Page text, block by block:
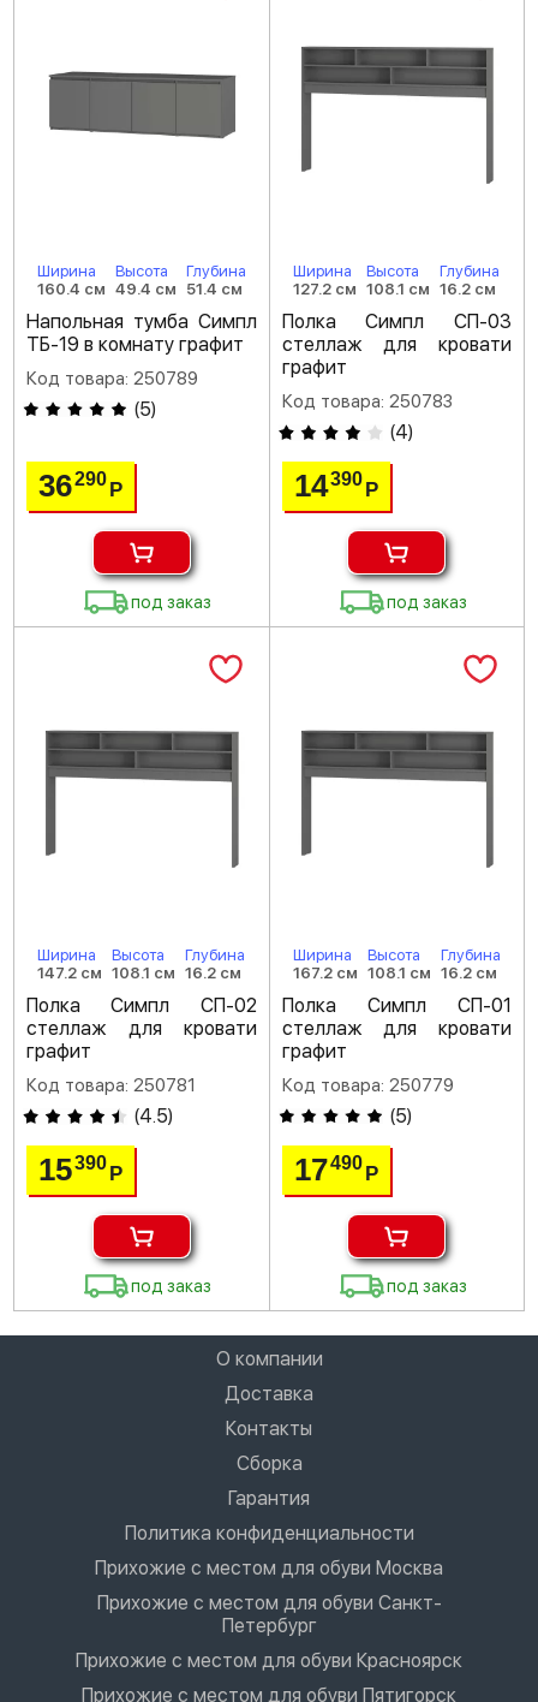
Ширина
160.4 см
Высота
49.4 см
Глубина
51.4 см
Напольная тумба Симпл
ТБ-19 в комнату графит
Код товара: 250789
(5)
36290Р
под заказ
Ширина
127.2 см
Высота
108.1 см
Глубина
16.2 см
Полка Симпл СП-03
стеллаж для кровати
графит
Код товара: 250783
(4)
14390 Р
под заказ
Ширина
147.2 см
Высота
108.1 см
Глубина
16.2 см
Полка Симпл СП-02
стеллаж для кровати
графит
Код товара: 250781
(4.5)
15390Р
под заказ
Ширина
167.2 см
Высота
108.1 см
Глубина
16.2 см
Полка Симпл СП-01
стеллаж для кровати
графит
Код товара: 250779
(5)
17490 Р
под заказ
О компании
Доставка
Контакты
Сборка
Гарантия
Политика конфиденциальности
Прихожие с местом для обуви Москва
Прихожие с местом для обуви Санкт-
Петербург
Прихожие с местом для обуви Красноярск
Прихожие с местом для обуви Пятигорск